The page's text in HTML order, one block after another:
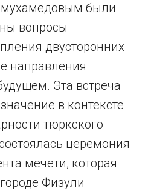
были
вопросы
двусторонних
направления
Эта встреча
в контексте
тюркского
церемония
мечети, которая
Физули